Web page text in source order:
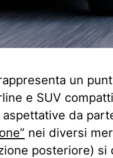
un
e SUV
da
nei diversi
posteriore) si